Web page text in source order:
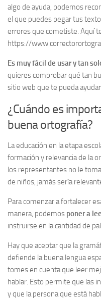
algo de ayuda, podemos
el que puedes pegar tus
errores que cometiste. Aquí
https://
Es muy fácil de usar y tan
quieres comprobar qué tan
sitio web que te pueda ayudar
¿Cuándo es
buena ortografía?
La educación en la etapa
formación y relevancia de la
los representantes no le
de niños, jamás sería
Para comenzar a fortalecer
manera, podemos poner a
instruirse en la cantidad de
Hay que aceptar que la
defiende la buena lengua
tomes en cuenta que leer
hablar. Esto permite que las
y que la persona que está